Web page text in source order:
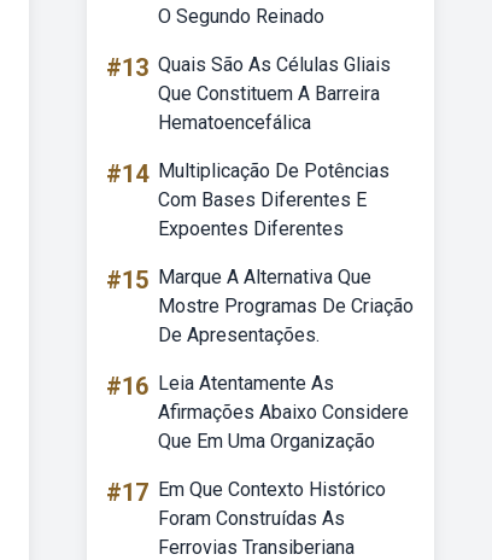
O Segundo Reinado
#13 Quais São As Células Gliais
Que Constituem A Barreira
Hematoencefálica
#14 Multiplicação De Potências
Com Bases Diferentes E
Expoentes Diferentes
#15 Marque A Alternativa Que
Mostre Programas De Criação
De Apresentações.
#16 Leia Atentamente As
Afirmações Abaixo Considere
Que Em Uma Organização
#17 Em Que Contexto Histórico
Foram Construídas As
Ferrovias Transiberiana